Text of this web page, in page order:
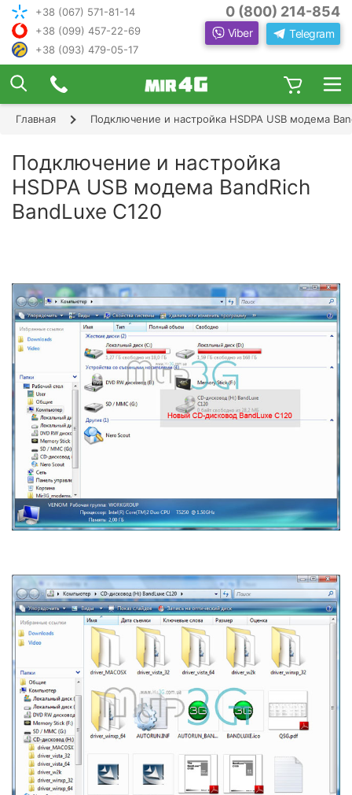
+38 (067) 571-81-14
+38 (099) 457-22-69
+38 (093) 479-05-17
0 (800) 214-854
Viber Telegram
Главная Подключение и настройка HSDPA USB модема
Подключение и настройка
HSDPA USB модема BandRich
BandLuxe C120
ПОДОБРАТЬ ИНТЕРНЕТ С ИН
ЖЕНЕРОМ-
КОНСУЛЬТАНТОМ
оборудование, ответьте, пожалуйста, на
щие вопросы:
В каком населенном пункте Вы хотите
пользоваться Интернетом?
×
Шаг 1
Шаг 3